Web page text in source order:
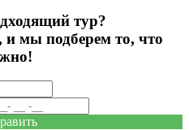
тур?
и мы подберем то, что